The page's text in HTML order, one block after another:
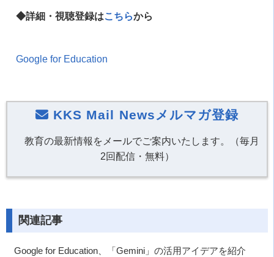
◆詳細・視聴登録はこちらから
Google for Education
KKS Mail Newsメルマガ登録
教育の最新情報をメールでご案内いたします。（毎月
2回配信・無料）
関連記事
Google for Education、「Gemini」の活用アイデアを紹介